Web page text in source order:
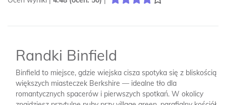
Randki Binfield
Binfield to miejsce, gdzie wiejska cisza spotyka się z bliskością
większych miasteczek Berkshire — idealne tło dla
romantycznych spacerów i pierwszych spotkań. W okolicy